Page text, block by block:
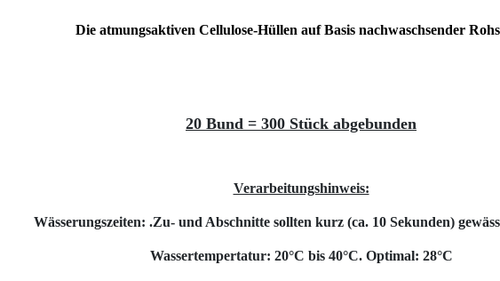
Die atmungsaktiven Cellulose-Hüllen auf Basis nachwaschsender
20 Bund = 300 Stück abgebunden
Verarbeitungshinweis:
Wässerungszeiten: .Zu- und Abschnitte sollten kurz (ca. 10 Sekunden)
Wassertempertatur: 20°C bis 40°C. Optimal: 28°C